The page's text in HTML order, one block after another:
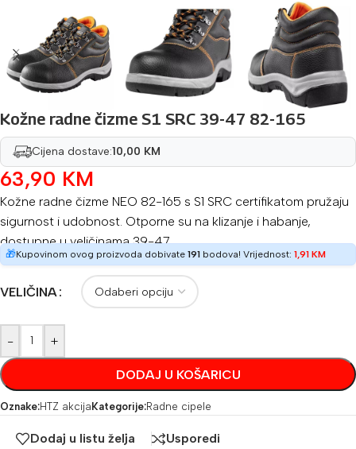
Kožne radne čizme S1 SRC 39-47 82-165
Cijena dostave:10,00 KM
63,90 KM
Kožne radne čizme NEO 82-165 s S1 SRC certifikatom pružaju
sigurnost i udobnost. Otporne su na klizanje i habanje,
dostupne u veličinama 39-47.
🎁Kupovinom ovog proizvoda dobivate 191 bodova! Vrijednost: 1,91 KM
VELIČINA
- +
DODAJ U KOŠARICU
Oznake:HTZ akcija Kategorije:Radne cipele
Dodaj u listu želja Usporedi